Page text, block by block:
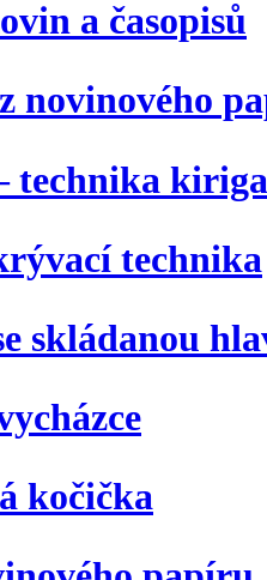
a časopisů
novinového
technika
technika
skládanou
kočička